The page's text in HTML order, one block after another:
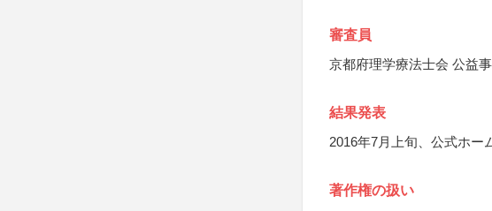
審査員
京都府理学療法士会 公益
結果発表
2016年7月上旬、公式ホー
著作権の扱い